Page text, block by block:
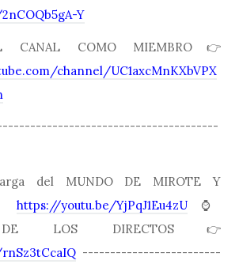
Y
CANAL COMO MIEMBRO👉
channel/UC1axcMnKXbVPX
del MUNDO DE MIROTE Y
https://youtu.be/YjPqJ1Eu4zU⌚️
DE LOS DIRECTOS👉
-------------------------